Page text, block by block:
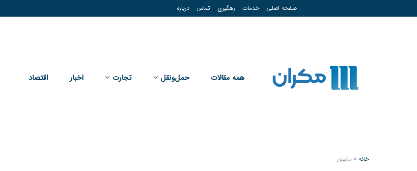
صفحه اصلی خدمات رهگیری تماس درباره
همه مقالات حمل‌و‌نقل تجارت اخبار اقتصاد
خانه »مانیتور